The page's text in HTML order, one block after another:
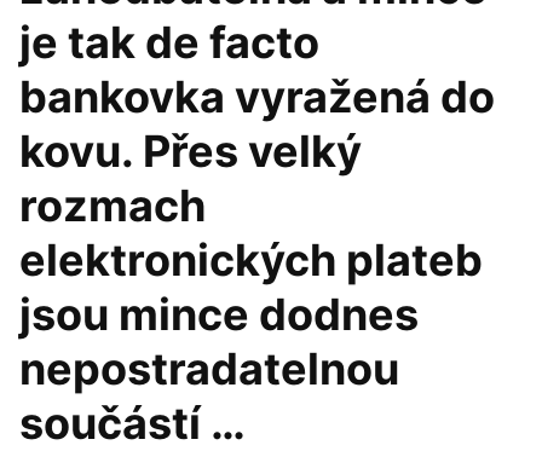
je tak de facto
bankovka vyražená do
kovu. Přes velký
rozmach
elektronických plateb
jsou mince dodnes
nepostradatelnou
součástí …